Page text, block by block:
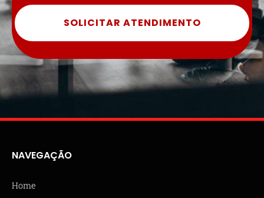
SOLICITAR ATENDIMENTO
NAVEGAÇÃO
Home